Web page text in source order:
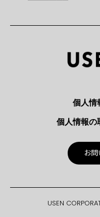
個人情
個人情報の
お
USEN